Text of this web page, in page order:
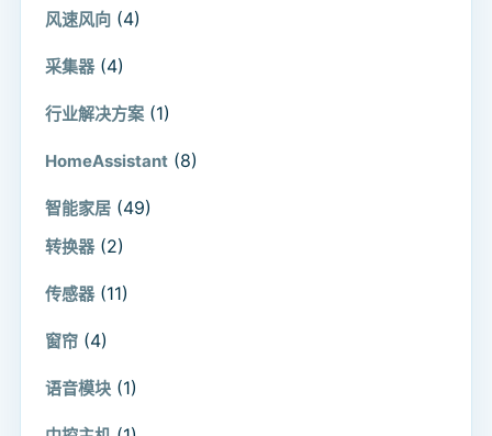
风速风向 (4)
采集器 (4)
行业解决方案 (1)
HomeAssistant (8)
智能家居 (49)
转换器 (2)
传感器 (11)
窗帘 (4)
语音模块 (1)